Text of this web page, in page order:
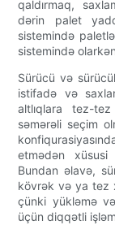
qaldırmaq,
dərin palet
sistemində
sistemində
Sürücü və
istifadə və
altlıqlara tez-
səmərəli seçim
etmədən
Bundan əlavə,
kövrək və ya tez
çünki yükləmə və
üçün diqqətli